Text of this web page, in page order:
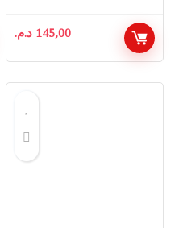
145,00 د.م.